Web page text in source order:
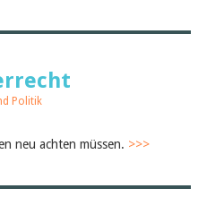
Politik
neu achten müssen. >>>